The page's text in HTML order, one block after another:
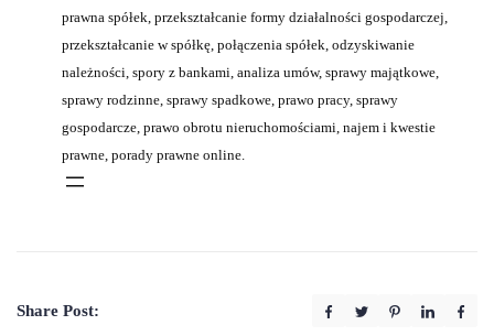
prawna spółek, przekształcanie formy działalności gospodarczej,
przekształcanie w spółkę, połączenia spółek, odzyskiwanie
należności, spory z bankami, analiza umów, sprawy majątkowe,
sprawy rodzinne, sprawy spadkowe, prawo pracy, sprawy
gospodarcze, prawo obrotu nieruchomościami, najem i kwestie
prawne, porady prawne online.
Share Post: